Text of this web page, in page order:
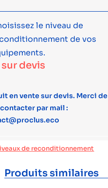
le niveau de
de vos
sur devis
en vente sur devis. Merci de
par mail :
de reconditionnement
Produits similaires